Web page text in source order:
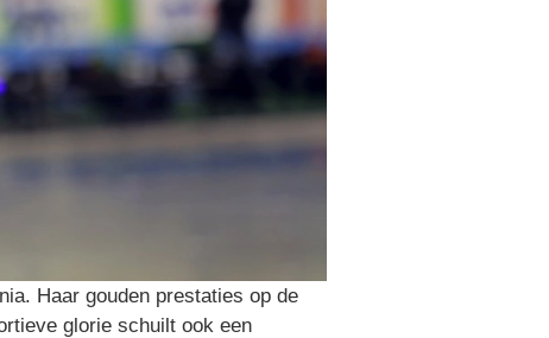
Haar gouden prestaties op de
glorie schuilt ook een